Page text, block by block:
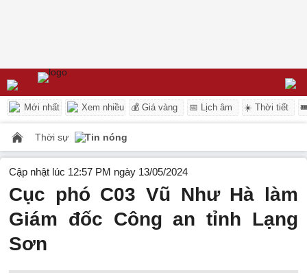
Mới nhất Xem nhiều 💰 Giá vàng 📅 Lịch âm ☀️ Thời tiết
Thời sự Tin nóng
Cập nhật lúc 12:57 PM ngày 13/05/2024
Cục phó C03 Vũ Như Hà làm
Giám đốc Công an tỉnh Lạng
Sơn